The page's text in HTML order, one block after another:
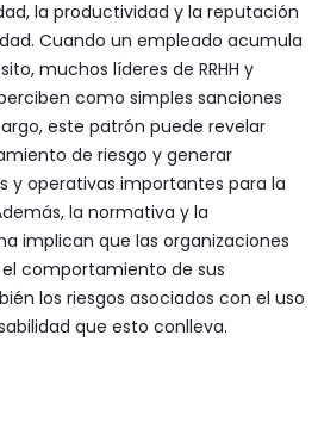
la productividad y la reputación
Cuando un empleado acumula
muchos líderes de RRHH y
como simples sanciones
este patrón puede revelar
de riesgo y generar
y operativas importantes para la
la normativa y la
implican que las organizaciones
comportamiento de sus
los riesgos asociados con el uso
que esto conlleva.